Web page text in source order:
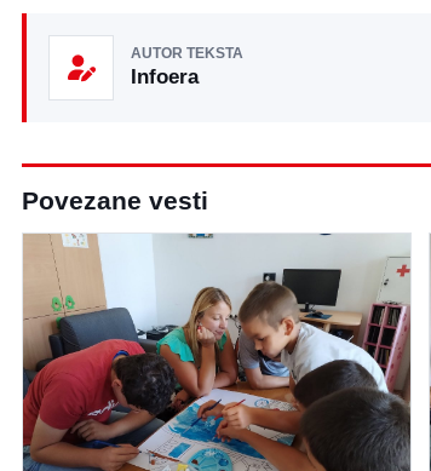
AUTOR TEKSTA
Infoera
Povezane vesti